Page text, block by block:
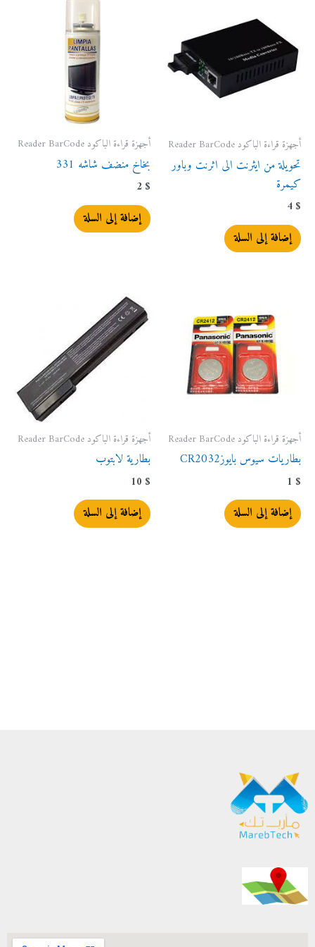
أجهزة قراءة الباكود Reader BarCode
تحويلة من ايثرنت الى اثرنت وباور
كيمرة
4$
إضافة إلى السلة
أجهزة قراءة الباكود Reader BarCode
بخاخ منضف شاشه 331
2$
إضافة إلى السلة
أجهزة قراءة الباكود Reader BarCode
بطاريات سيوس بايوزCR2032
1 $
إضافة إلى السلة
أجهزة قراءة الباكود Reader BarCode
بطارية لابتوب
10 $
إضافة إلى السلة